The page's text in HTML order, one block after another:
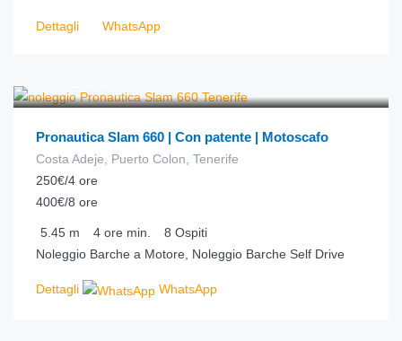
Dettagli WhatsApp
Pronautica Slam 660 | Con patente | Motoscafo
Costa Adeje, Puerto Colon, Tenerife
250€/4 ore
400€/8 ore
5.45 m 4 ore min. 8 Ospiti
Noleggio Barche a Motore, Noleggio Barche Self Drive
Dettagli WhatsApp